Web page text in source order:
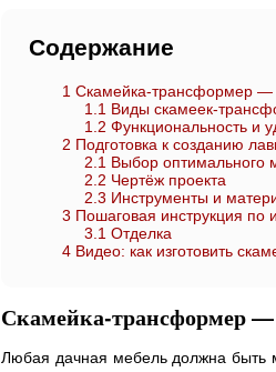
Содержание
1 Скамейка-трансформер —
1.1 Виды скамеек-
1.2 Функциональность и
2 Подготовка к созданию
2.1 Выбор оптимального
2.2 Чертёж проекта
2.3 Инструменты и
3 Пошаговая инструкция по
3.1 Отделка
4 Видео: как изготовить
Скамейка-трансформер —
Любая дачная мебель должна быть